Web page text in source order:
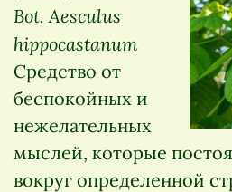
Bot. Aesculus
hippocastanum
Средство от
беспокойных и
нежелательных
мыслей, которые
вокруг определенной